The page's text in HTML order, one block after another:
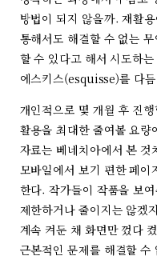
방법이 되지 않을까. 재활
통해서도 해결할 수 없는
할 수 있다고 해서 시도하
에스키스(esquisse)를 다
개인적으로 몇 개월 후 진
활용을 최대한 줄여볼 요량
자료는 베네치아에서 본
모바일에서 보기 편한 페
한다. 작가들이 작품을 보
제한하거나 줄이지는 않겠
계속 켜둔 채 화면만 껐다
근본적인 문제를 해결할